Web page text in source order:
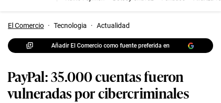
El Comercio · Tecnologia · Actualidad
Añadir El Comercio como fuente preferida en
PayPal: 35.000 cuentas fueron
vulneradas por cibercriminales